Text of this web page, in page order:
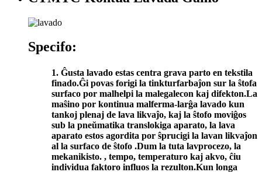
Specifo:
1. Ĝusta lavado estas centra grava parto en tekstila
finado.Ĝi povas forigi la tinkturfarbaĵon sur la ŝtofa
surfaco por malhelpi la malegalecon kaj difekton.La
maŝino por kontinua malferma-larĝa lavado kun
tankoj plenaj de lava likvaĵo, kaj la ŝtofo moviĝos
sub la pneŭmatika translokiga aparato, la lava
aparato estos agordita por ŝprucigi la lavan likvaĵon
al la surfaco de ŝtofo .Dum la tuta lavprocezo, la
mekanikisto. , tempo, temperaturo kaj akvo, ĉiu
individua faktoro influos la rezulton.Kun longa